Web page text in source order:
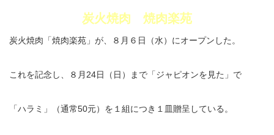
炭火焼肉 焼肉楽苑
炭火焼肉「焼肉楽苑」が、８月６日（水）にオープンした。
これを記念し、８月24日（日）まで「ジャピオンを見た」で
「ハラミ」（通常50元）を１組につき１皿贈呈している。